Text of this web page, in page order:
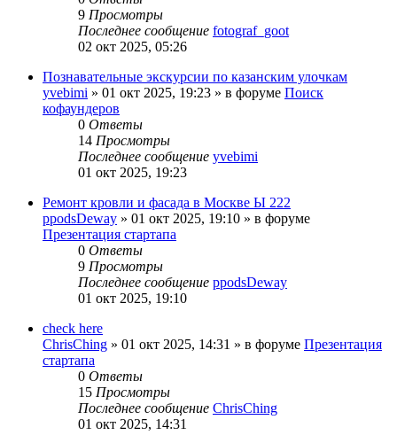
9 Просмотры
Последнее сообщение fotograf_goot
02 окт 2025, 05:26
Познавательные экскурсии по казанским улочкам
yvebimi » 01 окт 2025, 19:23 » в форуме Поиск
кофаундеров
0 Ответы
14 Просмотры
Последнее сообщение yvebimi
01 окт 2025, 19:23
Ремонт кровли и фасада в Москве Ы 222
ppodsDeway » 01 окт 2025, 19:10 » в форуме
Презентация стартапа
0 Ответы
9 Просмотры
Последнее сообщение ppodsDeway
01 окт 2025, 19:10
check here
ChrisChing » 01 окт 2025, 14:31 » в форуме Презентация
стартапа
0 Ответы
15 Просмотры
Последнее сообщение ChrisChing
01 окт 2025, 14:31